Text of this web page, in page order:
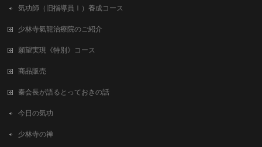
気功師（旧指導員Ⅰ）養成コース
少林寺氣龍治療院のご紹介
願望実現《特別》コース
商品販売
秦会長が語るとっておきの話
今日の気功
少林寺の禅